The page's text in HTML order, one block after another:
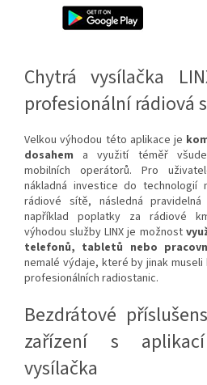
Chytrá vysílačka
profesionální rádiová
Velkou výhodou této aplikace je
dosahem a využití téměř
mobilních operátorů. Pro
nákladná investice do technologií
rádiové sítě, následná
například poplatky za rádiové
výhodou služby LINX je možnost
telefonů, tabletů nebo
nemalé výdaje, které by jinak
profesionálních radiostanic.
Bezdrátové
zařízení s
vysílačka